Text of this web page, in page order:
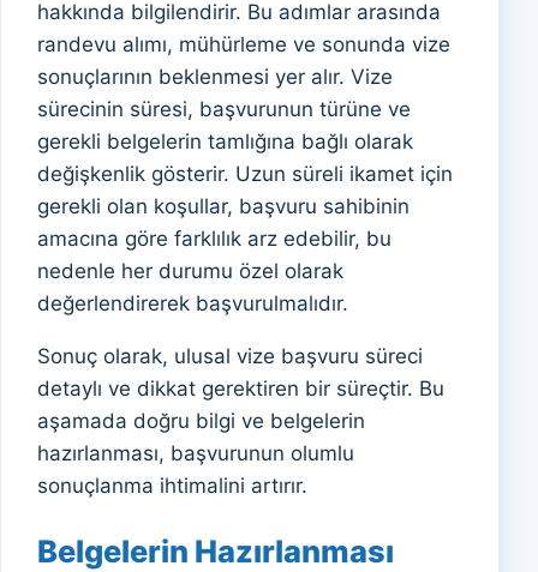
hakkında bilgilendirir. Bu adımlar arasında
randevu alımı, mühürleme ve sonunda vize
sonuçlarının beklenmesi yer alır. Vize
sürecinin süresi, başvurunun türüne ve
gerekli belgelerin tamlığına bağlı olarak
değişkenlik gösterir. Uzun süreli ikamet için
gerekli olan koşullar, başvuru sahibinin
amacına göre farklılık arz edebilir, bu
nedenle her durumu özel olarak
değerlendirerek başvurulmalıdır.
Sonuç olarak, ulusal vize başvuru süreci
detaylı ve dikkat gerektiren bir süreçtir. Bu
aşamada doğru bilgi ve belgelerin
hazırlanması, başvurunun olumlu
sonuçlanma ihtimalini artırır.
Belgelerin Hazırlanması